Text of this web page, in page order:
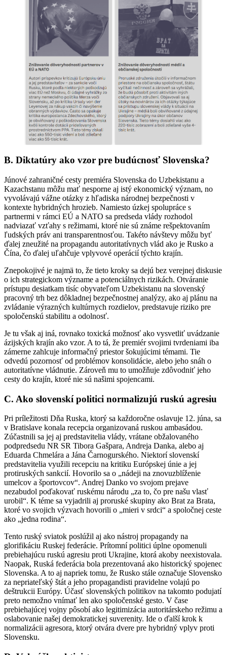
B. Diktatúry ako vzor pre budúcnosť Slovenska?
Júnové zahraničné cesty premiéra Slovenska do Uzbekistanu a
Kazachstanu môžu mať nesporne aj istý ekonomický význam, no
vyvolávajú vážne otázky z hľadiska národnej bezpečnosti v
kontexte hybridných hrozieb. Namiesto úzkej spolupráce s
partnermi v rámci EÚ a NATO sa predseda vlády rozhodol
nadviazať vzťahy s režimami, ktoré nie sú známe rešpektovaním
ľudských práv ani transparentnosťou. Takéto návštevy môžu byť
ďalej zneužité na propagandu autoritatívnych vlád ako je Rusko a
Čína, čo ďalej uľahčuje vplyvové operácií týchto krajín.
Znepokojivé je najmä to, že tieto kroky sa dejú bez verejnej diskusie
o ich strategickom význame a potenciálnych rizikách. Otváranie
prístupu desiatkam tisíc obyvateľom Uzbekistanu na slovenský
pracovný trh bez dôkladnej bezpečnostnej analýzy, ako aj plánu na
zvládanie výrazných kultúrnych rozdielov, predstavuje riziko pre
spoločenskú stabilitu a odolnosť.
Je tu však aj iná, rovnako toxická možnosť ako vysvetliť uvádzanie
ázijských krajín ako vzor. A to tá, že premiér svojimi tvrdeniami iba
zámerne zahlcuje informačný priestor šokujúcimi témami. Tie
odvedú pozornosť od problémov konsolidácie, alebo jeho snáh o
autoritatívne vládnutie. Zároveň mu to umožňuje zdôvodniť jeho
cesty do krajín, ktoré nie sú našimi spojencami.
C. Ako slovenskí politici normalizujú ruskú agresiu
Pri príležitosti Dňa Ruska, ktorý sa každoročne oslavuje 12. júna, sa
v Bratislave konala recepcia organizovaná ruskou ambasádou.
Zúčastnili sa jej aj predstavitelia vlády, vrátane obžalovaného
podpredsedu NR SR Tibora Gašpara, Andreja Danka, alebo aj
Eduarda Chmelára a Jána Čarnogurského. Niektorí slovenskí
predstavitelia využili recepciu na kritiku Európskej únie a jej
protiruských sankcií. Hovorilo sa o „nádeji na znovuzblíženie
umelcov a športovcov“. Andrej Danko vo svojom prejave
nezabudol poďakovať ruskému národu „za to, čo pre našu vlasť
urobil“. K téme sa vyjadrili aj proruské skupiny ako Brat za Brata,
ktoré vo svojich výzvach hovorili o „mieri v srdci“ a spoločnej ceste
ako „jedna rodina“.
Tento ruský sviatok poslúžil aj ako nástroj propagandy na
glorifikáciu Ruskej federácie. Prítomní politici úplne opomenuli
prebiehajúcu ruskú agresiu proti Ukrajine, ktorá akoby neexistovala.
Naopak, Ruská federácia bola prezentovaná ako historický spojenec
Slovenska. A to aj napriek tomu, že Rusko stále označuje Slovensko
za nepriateľský štát a jeho propagandisti pravidelne volajú po
deštrukcii Európy. Účasť slovenských politikov na takomto podujatí
preto nemožno vnímať len ako spoločenské gesto. V čase
prebiehajúcej vojny pôsobí ako legitimizácia autoritárskeho režimu a
oslabovanie našej demokratickej suverenity. Ide o ďalší krok k
normalizácii agresora, ktorý otvára dvere pre hybridný vplyv proti
Slovensku.